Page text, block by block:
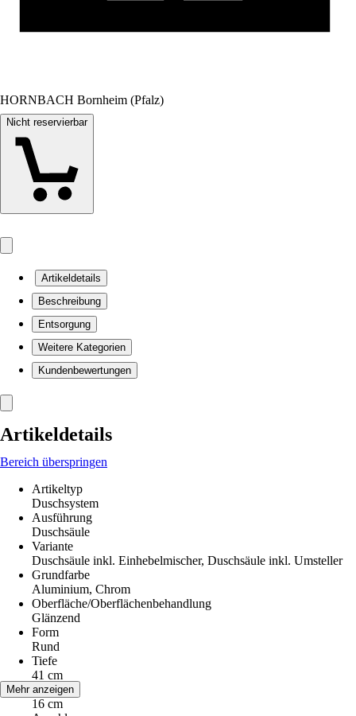
HORNBACH Bornheim (Pfalz)
Nicht reservierbar
Artikeldetails
Beschreibung
Entsorgung
Weitere Kategorien
Kundenbewertungen
Artikeldetails
Bereich überspringen
Artikeltyp
Duschsystem
Ausführung
Duschsäule
Variante
Duschsäule inkl. Einhebelmischer, Duschsäule inkl. Umsteller
Grundfarbe
Aluminium, Chrom
Oberfläche/Oberflächenbehandlung
Glänzend
Form
Rund
Tiefe
41 cm
Breite
16 cm
Mehr anzeigen